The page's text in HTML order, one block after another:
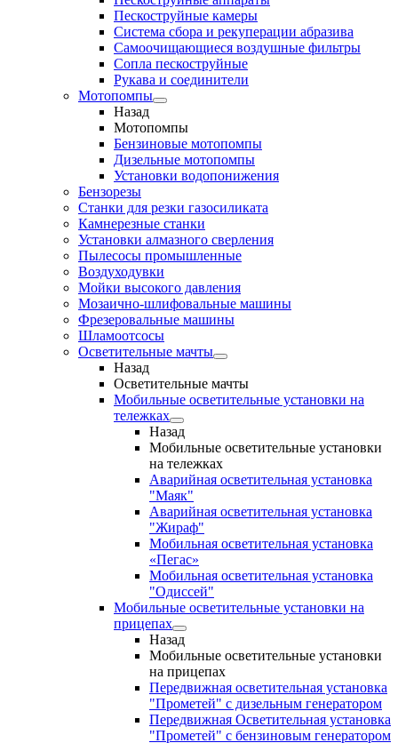
Пескоструйные камеры
Система сбора и рекуперации абразива
Самоочищающиеся воздушные фильтры
Сопла пескоструйные
Рукава и соединители
Мотопомпы
Назад
Мотопомпы
Бензиновые мотопомпы
Дизельные мотопомпы
Установки водопонижения
Бензорезы
Станки для резки газосиликата
Камнерезные станки
Установки алмазного сверления
Пылесосы промышленные
Воздуходувки
Мойки высокого давления
Мозаично-шлифовальные машины
Фрезеровальные машины
Шламоотсосы
Осветительные мачты
Назад
Осветительные мачты
Мобильные осветительные установки на
тележках
Назад
Мобильные осветительные установки
на тележках
Аварийная осветительная установка
"Маяк"
Аварийная осветительная установка
"Жираф"
Мобильная осветительная установка
«Пегас»
Мобильная осветительная установка
"Одиссей"
Мобильные осветительные установки на
прицепах
Назад
Мобильные осветительные установки
на прицепах
Передвижная осветительная установка
"Прометей" с дизельным генератором
Передвижная Осветительная установка
"Прометей" с бензиновым генератором